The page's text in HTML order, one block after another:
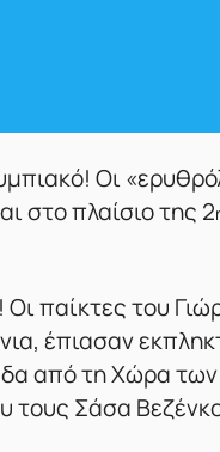
Οι
στο πλαίσιο της 2
παίκτες του
έπιασαν
από τη Χώρα
τους Σάσα